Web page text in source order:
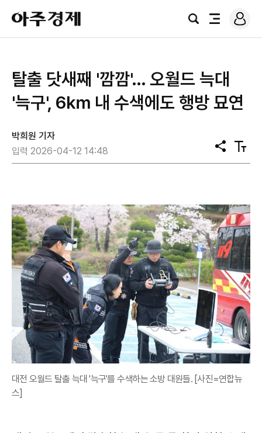
아
주
경
검
전
로
그
탈출 닷새째 '깜깜'… 오월드 늑대
'늑구', 6㎞ 내 수색에도 행방 묘연
박희원 기자
입력 2026-04-12 14:48
공
유
텍
스
대전 오월드 탈출 늑대 '늑구'를 수색하는 소방 대원들. [사진=연합뉴
스]